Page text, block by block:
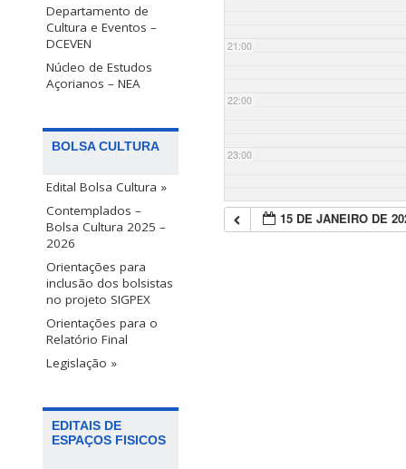
Departamento de
Cultura e Eventos –
DCEVEN
Núcleo de Estudos
Açorianos – NEA
BOLSA CULTURA
Edital Bolsa Cultura »
Contemplados –
Bolsa Cultura 2025 –
2026
Orientações para
inclusão dos bolsistas
no projeto SIGPEX
Orientações para o
Relatório Final
Legislação »
EDITAIS DE
ESPAÇOS FISICOS
21:00
22:00
23:00
15 DE JANEIRO DE